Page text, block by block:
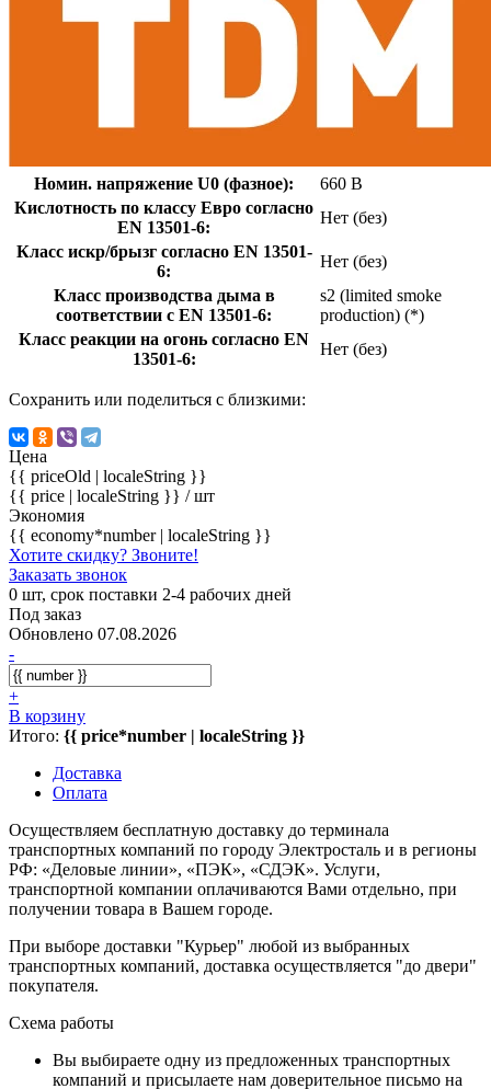
Номин. напряжение U0 (фазное):
660 В
Кислотность по классу Евро согласно
EN 13501-6:
Нет (без)
Класс искр/брызг согласно EN 13501-
6:
Нет (без)
Класс производства дыма в
соответствии с EN 13501-6:
s2 (limited smoke
production) (*)
Класс реакции на огонь согласно EN
13501-6:
Нет (без)
Сохранить или поделиться с близкими:
Цена
{{ priceOld | localeString }}
{{ price | localeString }} / шт
Экономия
{{ economy*number | localeString }}
Хотите скидку? Звоните!
Заказать звонок
0 шт, срок поставки 2-4 рабочих дней
Под заказ
Обновлено 07.08.2026
-
+
В корзину
Итого: {{ price*number | localeString }}
Доставка
Оплата
Осуществляем бесплатную доставку до терминала
транспортных компаний по городу Электросталь и в регионы
РФ: «Деловые линии», «ПЭК», «СДЭК». Услуги,
транспортной компании оплачиваются Вами отдельно, при
получении товара в Вашем городе.
При выборе доставки "Курьер" любой из выбранных
транспортных компаний, доставка осуществляется "до двери"
покупателя.
Схема работы
Вы выбираете одну из предложенных транспортных
компаний и присылаете нам доверительное письмо на